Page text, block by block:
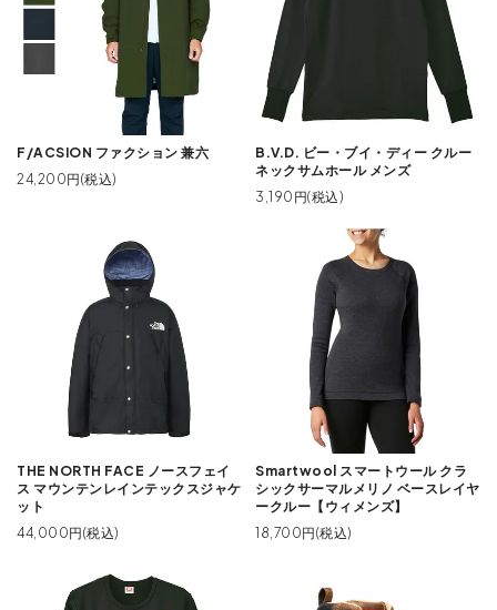
F/ACSION ファクション 兼六
24,200円(税込)
B.V.D. ビー・ブイ・ディー クルー
ネックサムホール メンズ
3,190円(税込)
THE NORTH FACE ノースフェイ
ス マウンテンレインテックスジャケ
ット
44,000円(税込)
Smartwool スマートウール クラ
シックサーマルメリノ ベースレイヤ
ークルー【ウィメンズ】
18,700円(税込)